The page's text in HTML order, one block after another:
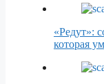
«Редут»:
которая